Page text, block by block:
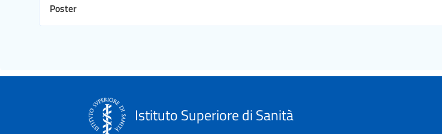
Poster
Istituto Superiore di Sanità